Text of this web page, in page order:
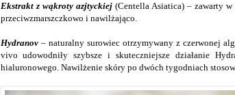
Ekstrakt z wąkroty azjtyckiej(Centella Asiatica) – zawarty w
przeciwzmarszczkowo i nawilżająco.
Hydranov– naturalny surowiec otrzymywany z czerwonej
vivo udowodniły szybsze i skuteczniejsze działanie
hialuronowego. Nawilżenie skóry po dwóch tygodniach